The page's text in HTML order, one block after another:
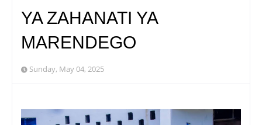
YA ZAHANATI YA
MARENDEGO
Sunday, May 04, 2025